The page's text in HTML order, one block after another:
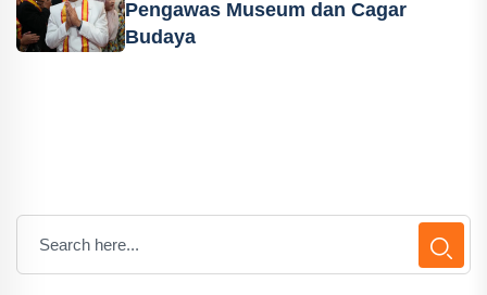
Pengawas Museum dan Cagar
Budaya